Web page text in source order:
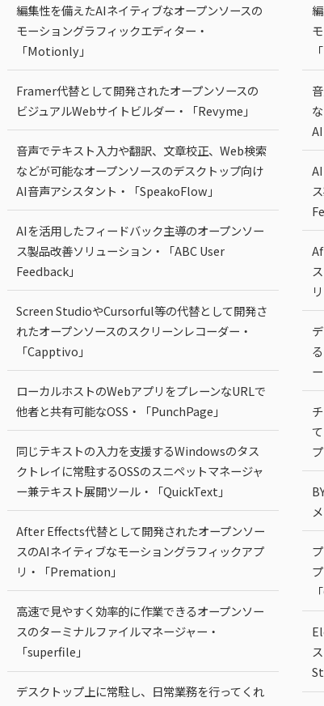
編集性を備えたAIネイティブなオープンソースの
モーショングラフィックエディター・
「Motionly」
Framer代替として開発されたオープンソースの
ビジュアルWebサイトビルダー・「Revyme」
音声でテキスト入力や翻訳、文章校正、Web検索
などが可能なオープンソースのデスクトップ向け
AI音声アシスタント・「SpeakoFlow」
AIを活用したフィードバック主導のオープンソー
ス製品改善ソリューション・「ABC User
Feedback」
Screen StudioやCursorful等の代替として開発さ
れたオープンソースのスクリーンレコーダー・
「Capptivo」
ローカルホストのWebアプリをプレーンなURLで
他者と共有可能なOSS・「PunchPage」
同じテキストの入力を支援するWindowsのタス
クトレイに常駐するOSSのスニペットマネージャ
ー兼テキスト展開ツール・「QuickText」
After Effects代替として開発されたオープンソー
スのAIネイティブなモーショングラフィックアプ
リ・「Premation」
高速で見やすく効率的に作業できるオープンソー
スのターミナルファイルマネージャー・
「superfile」
デスクトップ上に常駐し、日常業務を行ってくれ